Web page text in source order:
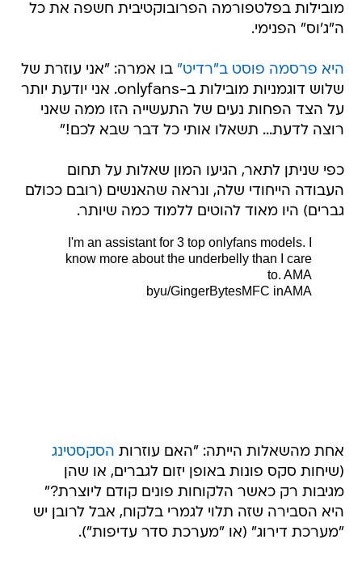
מובילות בפלטפורמה הפרובוקטיבית חשפה את כל
ה"ג'וס" הפנימי.
היא פרסמה פוסט ב"רדיט" בו אמרה: "אני עוזרת של
שלוש דוגמניות מובילות ב-onlyfans. אני יודעת יותר
על הצד הפחות נעים של התעשייה הזו ממה שאני
רוצה לדעת... תשאלו אותי כל דבר שבא לכם!"
כפי שניתן לתאר, הגיעו המון שאלות על תחום
העבודה הייחודי שלה, ונראה שהאנשים (רובם ככולם
גברים) היו מאוד להוטים ללמוד כמה שיותר.
I'm an assistant for 3 top onlyfans models. I
know more about the underbelly than I care
to. AMA
byu/GingerBytesMFC inAMA
אחת מהשאלות הייתה: "האם עוזרות הסקסטינג
(שיחות סקס פונות באופן יזום לגברים, או שהן
מגיבות רק כאשר הלקוחות פונים קודם ליוצרת?"
היא הסבירה שזה תלוי לגמרי בלקוח, אבל לרובן יש
"מערכת דירוג" (או "מערכת סדר עדיפות").